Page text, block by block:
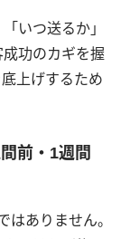
いつ送るか」
成功のカギを握
上げするため
前・1週間
はありません。